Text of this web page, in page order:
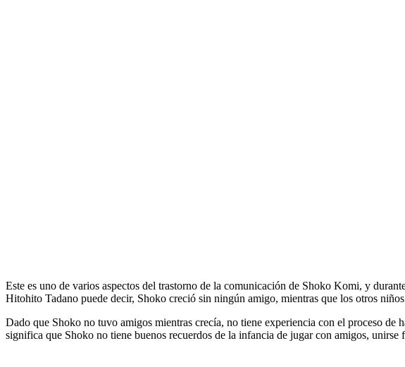
Este es uno de varios aspectos del trastorno de la comunicación de Shoko Komi, y
Hitohito Tadano puede decir, Shoko creció sin ningún amigo, mientras que los otros
Dado que Shoko no tuvo amigos mientras crecía, no tiene experiencia con el proceso
significa que Shoko no tiene buenos recuerdos de la infancia de jugar con amigos, unirse